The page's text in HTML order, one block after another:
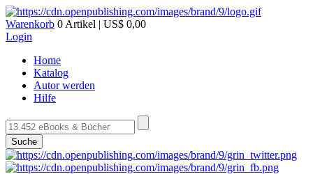
Warenkorb 0 Artikel | US$ 0,00
Login
Home
Katalog
Autor werden
Hilfe
Suche